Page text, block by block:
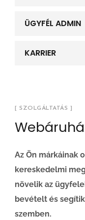
ÜGYFÉL ADMIN
KARRIER
[ SZOLGÁLTATÁS ]
Az Ön márkáinak
kereskedelmi
növelik az
bevételt és
szemben.